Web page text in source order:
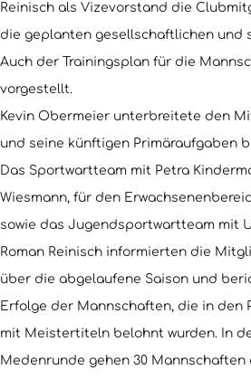
Reinisch als Vizevorstand die
die geplanten gesellschaftlichen und
Auch der Trainingsplan für die
vorgestellt.
Kevin Obermeier unterbreitete den
und seine künftigen Primäraufgaben
Das Sportwartteam mit Petra
Wiesmann, für den
sowie das Jugendsportwartteam mit
Roman Reinisch informierten die
über die abgelaufene Saison und
Erfolge der Mannschaften, die in den
mit Meistertiteln belohnt wurden. In
Medenrunde gehen 30 Mannschaften